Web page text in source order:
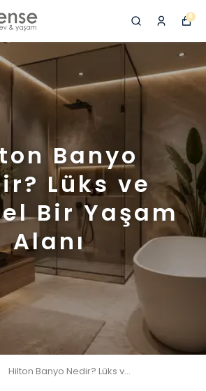
0
Banyo
Lüks ve
Bir Yaşam
Alanı
Hilton Banyo Nedir? Lüks ve İşlevsel Bir Yaşam Alanı